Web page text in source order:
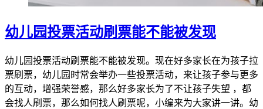
幼儿园投票活动刷票能不能被发现
幼儿园投票活动刷票能不能被发现。现在好多家长在为孩子拉
票刷票，幼儿园时常会举办一些投票活动，来让孩子参与更多
的互动，增强荣誉感，那么好多家长为了不让孩子失望 ，都
会找人刷票，那么如何找人刷票呢，小编来为大家讲一讲。幼